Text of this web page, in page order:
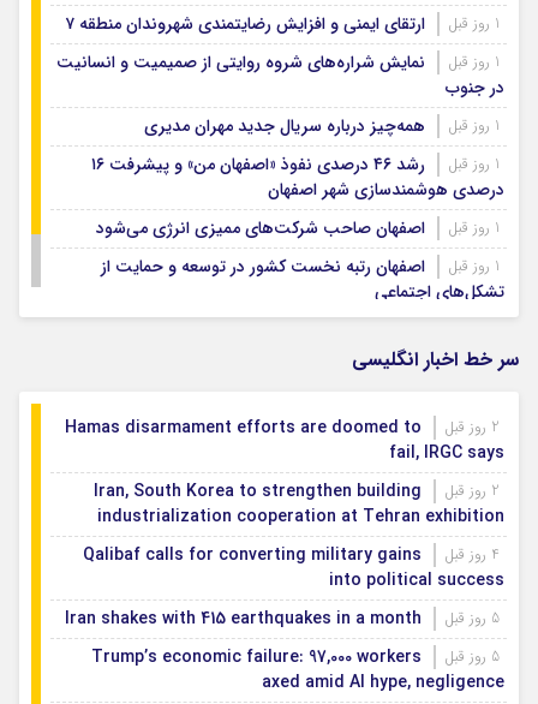
ارتقای ایمنی و افزایش رضایتمندی شهروندان منطقه ۷
نمایش شراره‌های شروه روایتی از صمیمیت و انسانیت
در جنوب
همه‌چیز درباره سریال جدید مهران مدیری
رشد ۴۶ درصدی نفوذ «اصفهان من» و پیشرفت ۱۶
درصدی هوشمندسازی شهر اصفهان
اصفهان صاحب شرکت‌های ممیزی انرژی می‌شود
اصفهان رتبه نخست کشور در توسعه و حمایت از
تشکل‌های اجتماعی
سر خط اخبار انگلیسی
Hamas disarmament efforts are doomed to
fail, IRGC says
Iran, South Korea to strengthen building
industrialization cooperation at Tehran exhibition
Qalibaf calls for converting military gains
into political success
Iran shakes with 415 earthquakes in a month
Trump’s economic failure: 97,000 workers
axed amid AI hype, negligence